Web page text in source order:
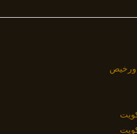
ورخيص